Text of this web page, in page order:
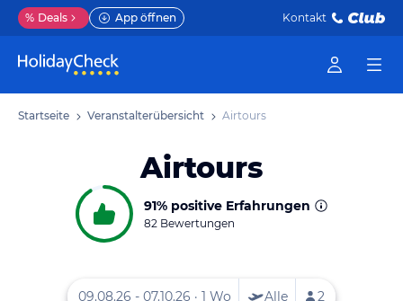
% Deals App öffnen Kontakt
Startseite Veranstalterübersicht Airtours
Airtours
91%positive Erfahrungen
82 Bewertungen